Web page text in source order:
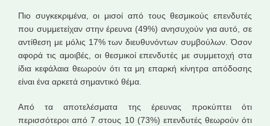
Πιο συγκεκριμένα, οι μισοί από τους θεσμικούς επενδυτές
που συμμετείχαν στην έρευνα (49%) ανησυχούν για αυτό, σε
αντίθεση με μόλις 17% των διευθυνόντων συμβούλων. Όσον
αφορά τις αμοιβές, οι θεσμικοί επενδυτές με συμμετοχή στα
ίδια κεφάλαια θεωρούν ότι τα μη επαρκή κίνητρα απόδοσης
είναι ένα αρκετά σημαντικό θέμα.
Από τα αποτελέσματα της έρευνας προκύπτει ότι
περισσότεροι από 7 στους 10 (73%) επενδυτές θεωρούν ότι